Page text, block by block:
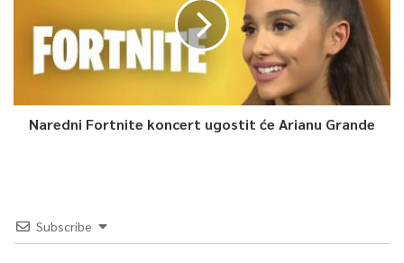
Naredni Fortnite koncert ugostit će Arianu Grande
Subscribe